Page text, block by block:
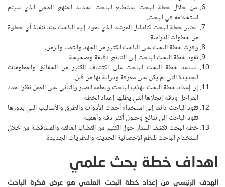
من خلال خطة البحث يستطيع الباحث تحديد المنهج العلمي الذي سيتم
استخدامه في البحث.
تعتبر خطة البحث كالدليل المرشد الذي يعود إليه الباحث عند تنفيذ أي خطوة
من خطوات الدراسة .
وفرت خطة البحث على الباحث الكثير من الجهد والتعب والزمن.
تقود خطة البحث الباحث إلى النتائج دقيقة وصحيحة.
تساعد خطة البحث الباحث على اكتشاف الكثير من الحقائق والمعلومات
الجديدة التي لم يكن على معرفة ودراية بها من قبل.
إن إعداد خطة البحث يهذب الباحث ويعلمه الصبر والتأني على العمل نظرا لعدد
المراحل ودقة إنجازها التي يطلبها إعداد الخطة.
تقود الباحث دائما إلى استخدام أحدث الأدوات والطرق والأساليب التي بدورها
تقود الباحث إلى نتائج وحلول أكثر دقة وأهمية.
خطة البحث تكشف الستار حول الكثير من القضايا العالقة والمتناقضة من خلال
استخدام الباحث للنظم الإحصائية الحديثة والنظريات الجديدة.
اهداف خطة بحث علمي
الهدف الرئيسي من إعداد خطة البحث العلمي هو عرض فكرة الباحث